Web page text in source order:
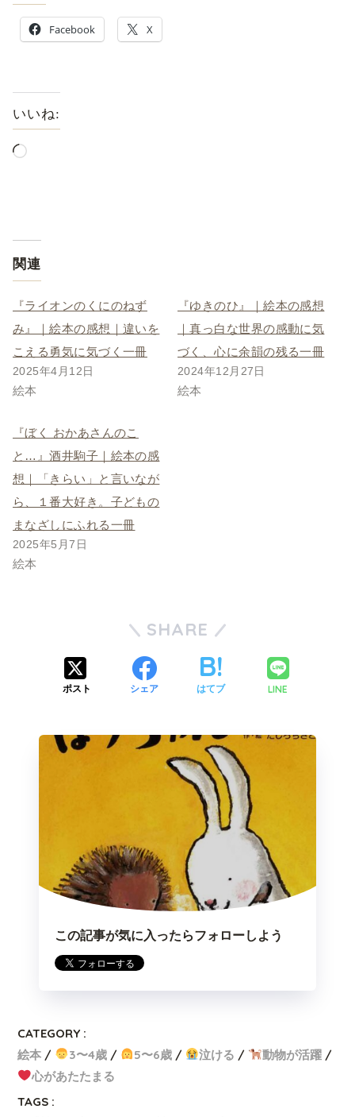
Facebook X
いいね:
関連
『ライオンのくにのねず
み』｜絵本の感想｜違いを
こえる勇気に気づく一冊
2025年4月12日
絵本
『ゆきのひ』｜絵本の感想
｜真っ白な世界の感動に気
づく、心に余韻の残る一冊
2024年12月27日
絵本
『ぼく おかあさんのこ
と…』酒井駒子｜絵本の感
想｜「きらい」と言いなが
ら、１番大好き。子どもの
まなざしにふれる一冊
2025年5月7日
絵本
SHARE
ポスト シェア はてブ LINE
この記事が気に入ったらフォローしよう
CATEGORY :
絵本
3〜4歳 5〜6歳 泣ける
動物が活躍
心があたたまる
TAGS :